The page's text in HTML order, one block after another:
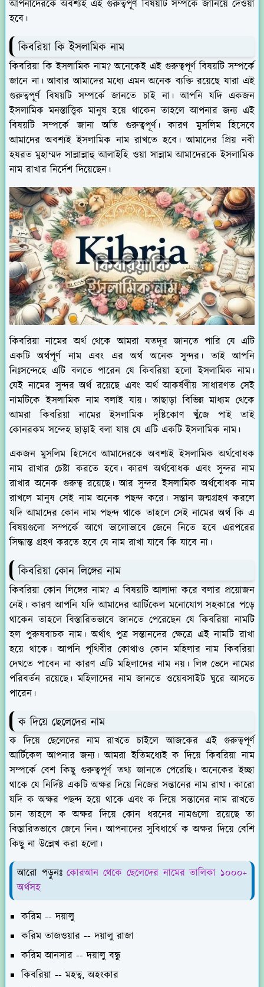
আপনাদেরকে অবশ্যই এই গুরুত্বপূর্ণ বিষয়টি সম্পর্কে জানিয়ে দেওয়া
হবে।
কিবরিয়া কি ইসলামিক নাম
কিবরিয়া কি ইসলামিক নাম? অনেকেই এই গুরুত্বপূর্ণ বিষয়টি সম্পর্কে
জানে না। আবার আমাদের মধ্যে এমন অনেক ব্যক্তি রয়েছে যারা এই
গুরুত্বপূর্ণ বিষয়টি সম্পর্কে জানতে চাই না। আপনি যদি একজন
ইসলামিক মনস্তাত্ত্বিক মানুষ হয়ে থাকেন তাহলে আপনার জন্য এই
বিষয়টি সম্পর্কে জানা অতি গুরুত্বপূর্ণ। কারণ মুসলিম হিসেবে
আমাদের অবশ্যই ইসলামিক নাম রাখতে হবে। আমাদের প্রিয় নবী
হযরত মুহাম্মদ সাল্লাল্লাহু আলাইহি ওয়া সাল্লাম আমাদেরকে ইসলামিক
নাম রাখার নির্দেশ দিয়েছেন।
কিবরিয়া নামের অর্থ থেকে আমরা যতদূর জানতে পারি যে এটি
একটি অর্থপূর্ণ নাম এবং এর অর্থ অনেক সুন্দর। তাই আপনি
নিঃসন্দেহে এটি বলতে পারেন যে কিবরিয়া হলো ইসলামিক নাম।
যেই নামের সুন্দর অর্থ রয়েছে এবং অর্থ আকর্ষণীয় সাধারণত সেই
নামটিকে ইসলামিক নাম বলাই যায়। তাছাড়া বিভিন্ন মাধ্যম থেকে
আমরা কিবরিয়া নামের ইসলামিক দৃষ্টিকোণ খুঁজে পাই তাই
কোনরকম সন্দেহ ছাড়াই বলা যায় যে এটি একটি ইসলামিক নাম।
একজন মুসলিম হিসেবে আমাদেরকে অবশ্যই ইসলামিক অর্থবোধক
নাম রাখার চেষ্টা করতে হবে। কারণ অর্থবোধক এবং সুন্দর নাম
রাখার অনেক গুরুত্ব রয়েছে। আর সুন্দর ইসলামিক অর্থবোধক নাম
রাখলে মানুষ সেই নাম অনেক পছন্দ করে। সন্তান জন্মগ্রহণ করলে
যদি আমাদের কোন নাম পছন্দ থাকে তাহলে সেই নামের অর্থ কি এ
বিষয়গুলো সম্পর্কে আগে ভালোভাবে জেনে নিতে হবে এরপরের
সিদ্ধান্ত গ্রহণ করতে হবে যে নাম রাখা যাবে কি যাবে না।
কিবরিয়া কোন লিঙ্গের নাম
কিবরিয়া কোন লিঙ্গের নাম? এ বিষয়টি আলাদা করে বলার প্রয়োজন
নেই। কারণ আপনি যদি আমাদের আর্টিকেল মনোযোগ সহকারে পড়ে
থাকেন তাহলে বিস্তারিতভাবে জানতে পেরেছেন যে কিবরিয়া নামটি
হল পুরুষবাচক নাম। অর্থাৎ পুত্র সন্তানদের ক্ষেত্রে এই নামটি রাখা
হয়ে থাকে। আপনি পৃথিবীর কোথাও কোন মহিলার নাম কিবরিয়া
দেখতে পাবেন না কারণ এটি মহিলাদের নাম নয়। লিঙ্গ ভেদে নামের
পরিবর্তন রয়েছে। মহিলাদের নাম জানতে ওয়েবসাইট ঘুরে আসতে
পারেন।
ক দিয়ে ছেলেদের নাম
ক দিয়ে ছেলেদের নাম রাখতে চাইলে আজকের এই গুরুত্বপূর্ণ
আর্টিকেল আপনার জন্য। আমরা ইতিমধ্যেই ক দিয়ে কিবরিয়া নাম
সম্পর্কে বেশ কিছু গুরুত্বপূর্ণ তথ্য জানতে পেরেছি। অনেকের ইচ্ছা
থাকে যে নির্দিষ্ট একটি অক্ষর দিয়ে নিজের সন্তানের নাম রাখা। কারো
যদি ক অক্ষর পছন্দ হয়ে থাকে এবং ক দিয়ে সন্তানের নাম রাখতে
চান তাহলে ক অক্ষর দিয়ে কোন ধরনের নামগুলো রয়েছে তা
বিস্তারিতভাবে জেনে নিন। আপনাদের সুবিধার্থে ক অক্ষর দিয়ে বেশি
কিছু না উল্লেখ করা হলো।
আরো পড়ুনঃকোরআন থেকে ছেলেদের নামের তালিকা ১০০০+
অর্থসহ
করিম -- দয়ালু
করিম তাজওয়ার -- দয়ালু রাজা
করিম আনসার -- দয়ালু বন্ধু
কিবরিয়া -- মহত্ব, অহংকার